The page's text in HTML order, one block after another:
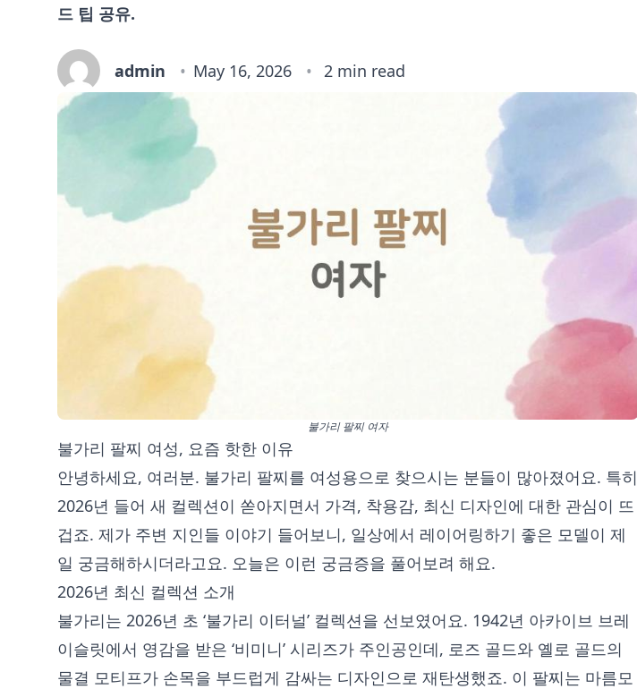
드 팁 공유.
admin May 16, 2026 2 min read
불가리 팔찌 여자
불가리 팔찌 여성, 요즘 핫한 이유
안녕하세요, 여러분. 불가리 팔찌를 여성용으로 찾으시는 분들이 많아졌어요. 특히
2026년 들어 새 컬렉션이 쏟아지면서 가격, 착용감, 최신 디자인에 대한 관심이 뜨
겁죠. 제가 주변 지인들 이야기 들어보니, 일상에서 레이어링하기 좋은 모델이 제
일 궁금해하시더라고요. 오늘은 이런 궁금증을 풀어보려 해요.
2026년 최신 컬렉션 소개
불가리는 2026년 초 ‘불가리 이터널’ 컬렉션을 선보였어요. 1942년 아카이브 브레
이슬릿에서 영감을 받은 ‘비미니’ 시리즈가 주인공인데, 로즈 골드와 옐로 골드의
물결 모티프가 손목을 부드럽게 감싸는 디자인으로 재탄생했죠. 이 팔찌는 마름모